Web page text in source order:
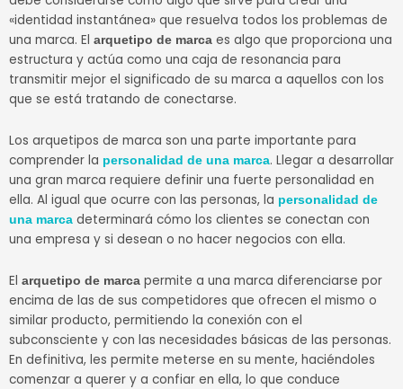
«identidad instantánea» que resuelva todos los problemas de
una marca. El arquetipo de marca es algo que proporciona una
estructura y actúa como una caja de resonancia para
transmitir mejor el significado de su marca a aquellos con los
que se está tratando de conectarse.
Los arquetipos de marca son una parte importante para
comprender la personalidad de una marca. Llegar a desarrollar
una gran marca requiere definir una fuerte personalidad en
ella. Al igual que ocurre con las personas, la personalidad de
una marca determinará cómo los clientes se conectan con
una empresa y si desean o no hacer negocios con ella.
El arquetipo de marca permite a una marca diferenciarse por
encima de las de sus competidores que ofrecen el mismo o
similar producto, permitiendo la conexión con el
subconsciente y con las necesidades básicas de las personas.
En definitiva, les permite meterse en su mente, haciéndoles
comenzar a querer y a confiar en ella, lo que conduce